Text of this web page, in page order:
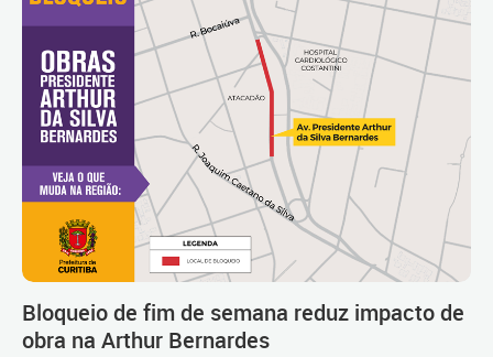
Bloqueio de fim de semana reduz impacto de
obra na Arthur Bernardes